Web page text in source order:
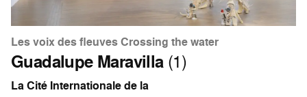
Les voix des fleuves Crossing the water
Guadalupe Maravilla(1)
La Cité Internationale de la